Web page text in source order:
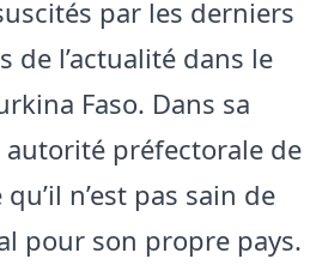
par les derniers
de l’actualité dans le
Faso. Dans sa
autorité préfectorale de
n’est pas sain de
pour son propre pays.